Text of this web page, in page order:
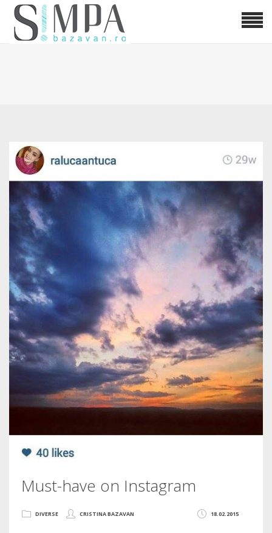
Must-have on Instagram
18.02.2015
DIVERSE CRISTINA BAZAVAN